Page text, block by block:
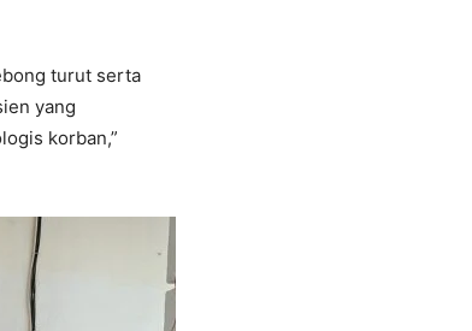
turut serta
yang
korban,”